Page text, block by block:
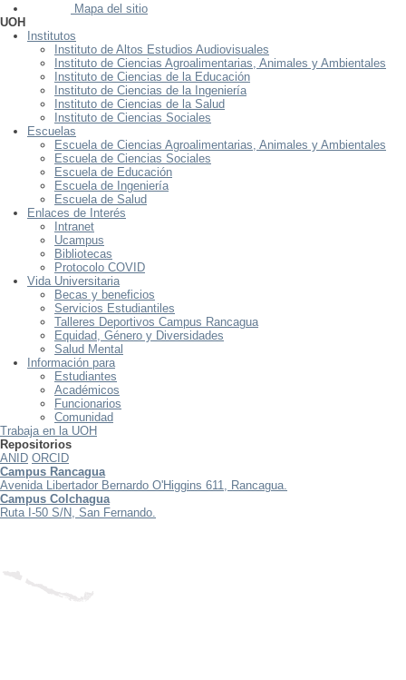
Mapa del sitio
UOH
Institutos
Instituto de Altos Estudios Audiovisuales
Instituto de Ciencias Agroalimentarias, Animales y Ambientales
Instituto de Ciencias de la Educación
Instituto de Ciencias de la Ingeniería
Instituto de Ciencias de la Salud
Instituto de Ciencias Sociales
Escuelas
Escuela de Ciencias Agroalimentarias, Animales y Ambientales
Escuela de Ciencias Sociales
Escuela de Educación
Escuela de Ingeniería
Escuela de Salud
Enlaces de Interés
Intranet
Ucampus
Bibliotecas
Protocolo COVID
Vida Universitaria
Becas y beneficios
Servicios Estudiantiles
Talleres Deportivos Campus Rancagua
Equidad, Género y Diversidades
Salud Mental
Información para
Estudiantes
Académicos
Funcionarios
Comunidad
Trabaja en la UOH
Repositorios
ANID ORCID
Campus Rancagua
Avenida Libertador Bernardo O'Higgins 611, Rancagua.
Campus Colchagua
Ruta I-50 S/N, San Fernando.